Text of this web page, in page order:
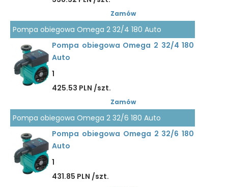
Zamów
Pompa obiegowa Omega 2 32/4 180 Auto
Pompa obiegowa Omega 2 32/4 180
Auto
1
425.53 PLN /szt.
Zamów
Pompa obiegowa Omega 2 32/6 180 Auto
Pompa obiegowa Omega 2 32/6 180
Auto
1
431.85 PLN /szt.